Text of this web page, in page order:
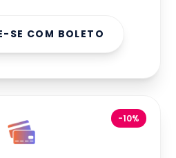
SE COM BOLETO
-10%